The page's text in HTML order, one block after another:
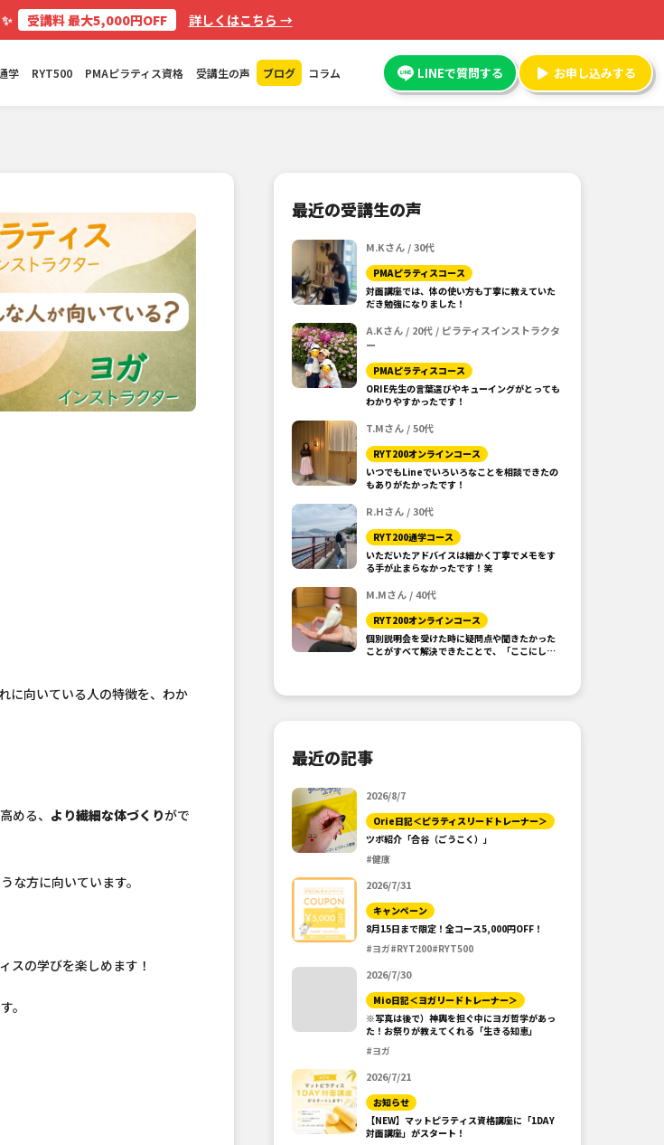
✨ 受講料 最大5,000円OFF 詳しくはこちら →
学 RYT500 PMAピラティス資格 受講生の声 ブログ コラム LINEで質問する お申し込みする
に向いている人の特徴を、わか
める、 より繊細な体づくりがで
な方に向いています。
スの学びを楽しめます！
。
最近の受講生の声
M.Kさん / 30代
PMAピラティスコース
対面講座では、体の使い方も丁寧に教えていた
だき勉強になりました！
A.Kさん / 20代 / ピラティスインストラクタ
ー
PMAピラティスコース
ORIE先生の言葉選びやキューイングがとっても
わかりやすかったです！
T.Mさん / 50代
RYT200オンラインコース
いつでもLineでいろいろなことを相談できたの
もありがたかったです！
R.Hさん / 30代
RYT200通学コース
いただいたアドバイスは細かく丁寧でメモをす
る手が止まらなかったです！笑
M.Mさん / 40代
RYT200オンラインコース
個別説明会を受けた時に疑問点や聞きたかった
ことがすべて解決できたことで、「ここにしよ
最近の記事
2026/8/7
Orie日記＜ピラティスリードトレーナー＞
ツボ紹介「合谷（ごうこく）」
#健康
2026/7/31
キャンペーン
8月15日まで限定！全コース5,000円OFF！
#ヨガ#RYT200#RYT500
2026/7/30
Mio日記＜ヨガリードトレーナー＞
※写真は後で）神輿を担ぐ中にヨガ哲学があっ
た！お祭りが教えてくれる「生きる知恵」
#ヨガ
2026/7/21
お知らせ
【NEW】マットピラティス資格講座に「1DAY
対面講座」がスタート！